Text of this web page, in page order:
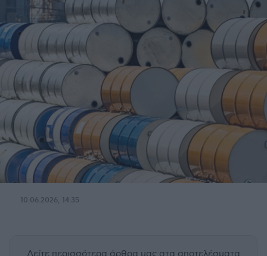
10.06.2026, 14:35
Δείτε περισσότερα άρθρα μας στα αποτελέσματα